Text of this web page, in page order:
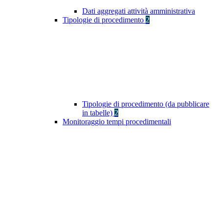
Dati aggregati attività amministrativa
Tipologie di procedimento 2
Tipologie di procedimento (da pubblicare
in tabelle) 2
Monitoraggio tempi procedimentali